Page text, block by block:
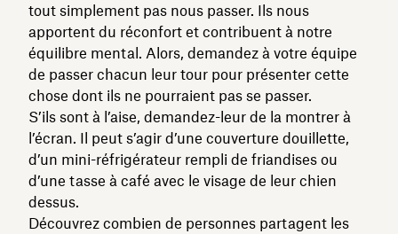
tout simplement pas nous passer. Ils nous
apportent du réconfort et contribuent à notre
équilibre mental. Alors, demandez à votre équipe
de passer chacun leur tour pour présenter cette
chose dont ils ne pourraient pas se passer.
S’ils sont à l’aise, demandez-leur de la montrer à
l’écran. Il peut s’agir d’une couverture douillette,
d’un mini-réfrigérateur rempli de friandises ou
d’une tasse à café avec le visage de leur chien
dessus.
Découvrez combien de personnes partagent les